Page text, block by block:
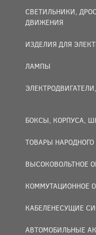
СВЕТИЛЬНИКИ,
ДВИЖЕНИЯ
ИЗДЕЛИЯ ДЛЯ
ЛАМПЫ
БОКСЫ, КОРПУСА,
ТОВАРЫ НАРОДНОГО
ВЫСОКОВОЛЬТНОЕ
КОММУТАЦИОННОЕ
КАБЕЛЕНЕСУЩИЕ
АВТОМОБИЛЬНЫЕ